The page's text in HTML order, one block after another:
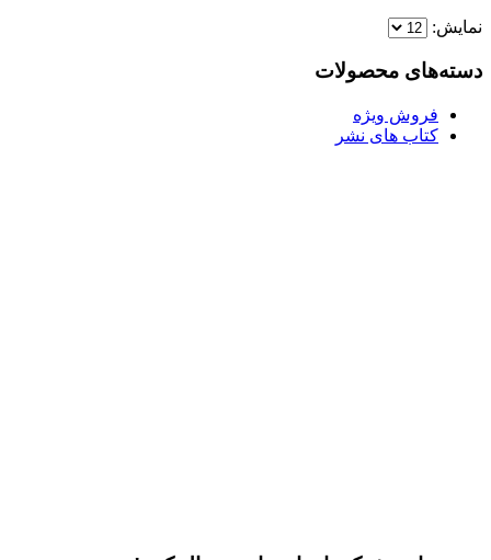
نمایش:
دسته‌های محصولات
فروش ویژه
کتاب های نشر